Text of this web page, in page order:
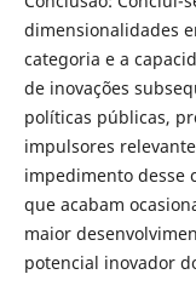
dimensionalidades
categoria e a
de inovações
políticas públicas,
impulsores
impedimento desse
que acabam
maior
potencial inovador